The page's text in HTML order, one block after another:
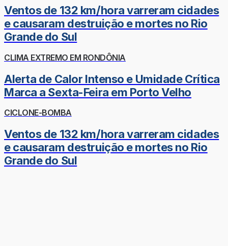
Ventos de 132 km/hora varreram cidades
e causaram destruição e mortes no Rio
Grande do Sul
CLIMA EXTREMO EM RONDÔNIA
Alerta de Calor Intenso e Umidade Crítica
Marca a Sexta-Feira em Porto Velho
CICLONE-BOMBA
Ventos de 132 km/hora varreram cidades
e causaram destruição e mortes no Rio
Grande do Sul